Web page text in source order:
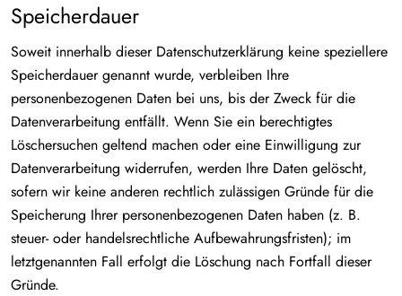
Speicherdauer
Soweit innerhalb dieser Datenschutzerklärung keine speziellere
Speicherdauer genannt wurde, verbleiben Ihre
personenbezogenen Daten bei uns, bis der Zweck für die
Datenverarbeitung entfällt. Wenn Sie ein berechtigtes
Löschersuchen geltend machen oder eine Einwilligung zur
Datenverarbeitung widerrufen, werden Ihre Daten gelöscht,
sofern wir keine anderen rechtlich zulässigen Gründe für die
Speicherung Ihrer personenbezogenen Daten haben (z. B.
steuer- oder handelsrechtliche Aufbewahrungsfristen); im
letztgenannten Fall erfolgt die Löschung nach Fortfall dieser
Gründe.